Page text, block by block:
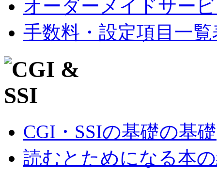
オーダーメイドサー
手数料・設定項目一覧
CGI・SSIの基礎の基礎
読むとためになる本